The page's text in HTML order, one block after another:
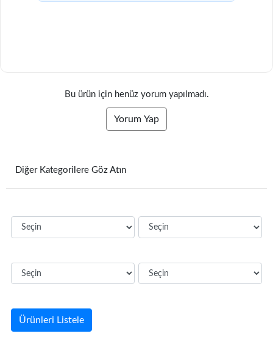
Bu ürün için henüz yorum yapılmadı.
Yorum Yap
Diğer Kategorilere Göz Atın
Ürünleri Listele